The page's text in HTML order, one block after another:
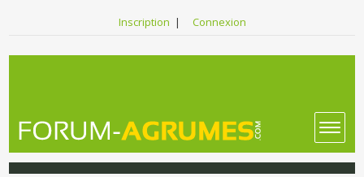
Inscription | Connexion